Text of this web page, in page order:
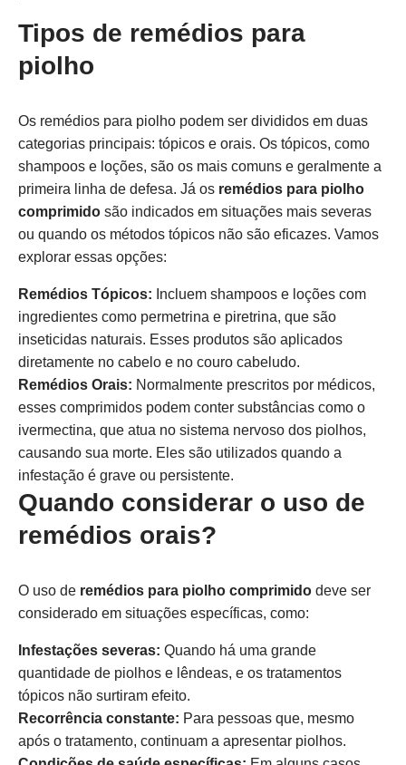
Tipos de remédios para
piolho
Os remédios para piolho podem ser divididos em duas
categorias principais: tópicos e orais. Os tópicos, como
shampoos e loções, são os mais comuns e geralmente a
primeira linha de defesa. Já os remédios para piolho
comprimido são indicados em situações mais severas
ou quando os métodos tópicos não são eficazes. Vamos
explorar essas opções:
Remédios Tópicos: Incluem shampoos e loções com
ingredientes como permetrina e piretrina, que são
inseticidas naturais. Esses produtos são aplicados
diretamente no cabelo e no couro cabeludo.
Remédios Orais: Normalmente prescritos por médicos,
esses comprimidos podem conter substâncias como o
ivermectina, que atua no sistema nervoso dos piolhos,
causando sua morte. Eles são utilizados quando a
infestação é grave ou persistente.
Quando considerar o uso de
remédios orais?
O uso de remédios para piolho comprimido deve ser
considerado em situações específicas, como:
Infestações severas: Quando há uma grande
quantidade de piolhos e lêndeas, e os tratamentos
tópicos não surtiram efeito.
Recorrência constante: Para pessoas que, mesmo
após o tratamento, continuam a apresentar piolhos.